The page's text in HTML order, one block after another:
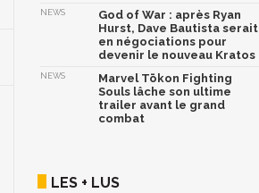
NEWS
God of War : après Ryan
Hurst, Dave Bautista serait
en négociations pour
devenir le nouveau Kratos
NEWS
Marvel Tōkon Fighting
Souls lâche son ultime
trailer avant le grand
combat
LES + LUS